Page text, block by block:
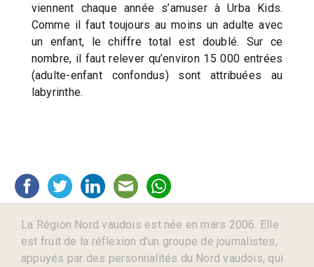
viennent chaque année s’amuser à Urba Kids.
Comme il faut toujours au moins un adulte avec
un enfant, le chiffre total est doublé. Sur ce
nombre, il faut relever qu’environ 15 000 entrées
(adulte-enfant confondus) sont attribuées au
labyrinthe.
La Région Nord vaudois est née en mars 2006. Elle
est fruit de la réflexion d’un groupe de journalistes,
appuyés par des personnalités du Nord vaudois, qui